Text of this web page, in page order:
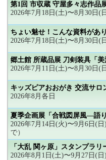
第1回 市収蔵 守屋多々志作品
2026年7月18日(土)〜8月30日(
ちょい魅せ！こんな資料があ
2026年7月18日(土)〜8月30日(
郷土館 所蔵品展 刀剣装具「
2026年7月11日(土)〜8月30日(
キッズピアおおがき 交流サロ
2026年8月各日
夏季企画展「合戦図屏風―語
2026年7月14日(火)〜9月6日(
で）
「大乱 関ヶ原」スタンプラリ
2026年8月1日(土)〜9月27日(日)